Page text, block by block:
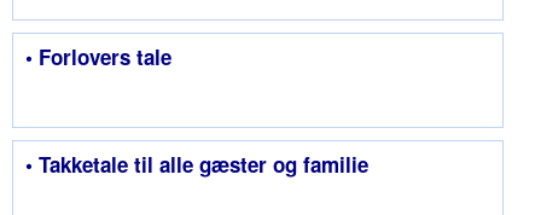
• Forlovers tale
• Takketale til alle gæster og familie